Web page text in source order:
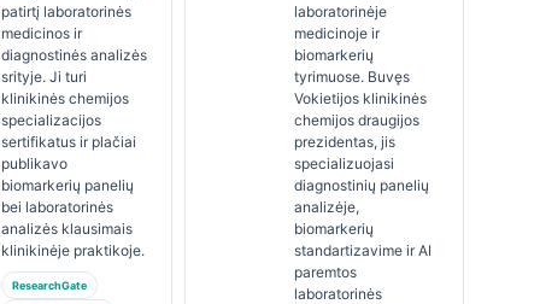
patirtį laboratorinės
medicinos ir
diagnostinės analizės
srityje. Ji turi
klinikinės chemijos
specializacijos
sertifikatus ir plačiai
publikavo
biomarkerių panelių
bei laboratorinės
analizės klausimais
klinikinėje praktikoje.
ResearchGate
laboratorinėje
medicinoje ir
biomarkerių
tyrimuose. Buvęs
Vokietijos klinikinės
chemijos draugijos
prezidentas, jis
specializuojasi
diagnostinių panelių
analizėje,
biomarkerių
standartizavime ir AI
paremtos
laboratorinės